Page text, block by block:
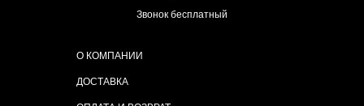
Звонок бесплатный
О КОМПАНИИ
ДОСТАВКА